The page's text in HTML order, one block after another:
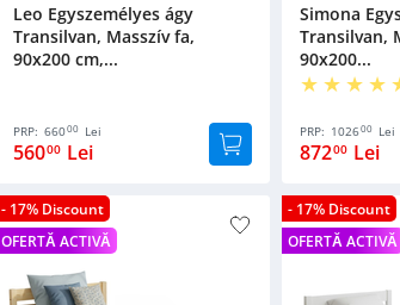
Leo Egyszemélyes ágy
Transilvan, Masszív fa,
90x200 cm,...
PRP: 66000 Lei
56000 Lei
Simona
Transilvan,
90x200...
PRP: 102600 Lei
87200 Lei
- 17% Discount
OFERTĂ ACTIVĂ
- 17% Discount
OFERTĂ ACTIVĂ